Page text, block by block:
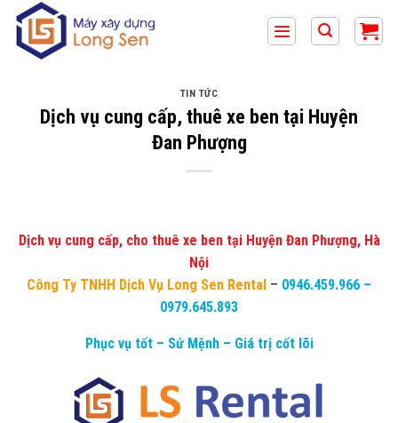
qua
TIN TỨC
Dịch vụ cung cấp, thuê xe ben tại Huyện
Đan Phượng
Dịch vụ cung cấp, cho thuê xe ben tại Huyện Đan Phượng, Hà
Nội
Công Ty TNHH Dịch Vụ Long Sen Rental – 0946.459.966 –
0979.645.893
Phục vụ tốt – Sứ Mệnh – Giá trị cốt lõi